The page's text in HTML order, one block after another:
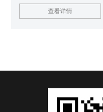
应用，比如医学成像、肿瘤诊断
是*的。宽谱的覆盖范围（0.3—
查看详情